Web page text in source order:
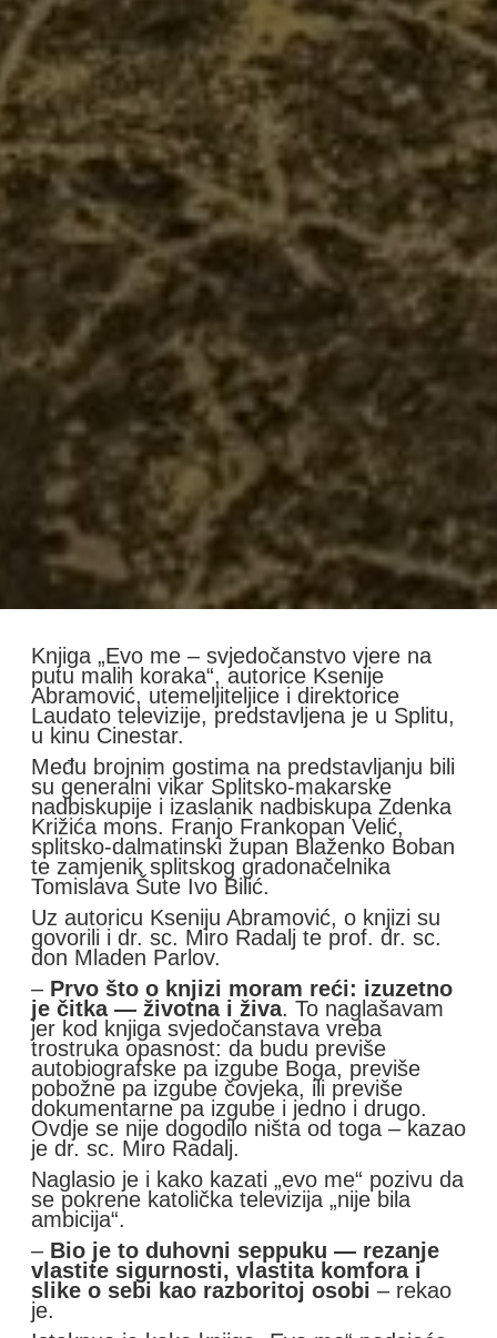
Knjiga „Evo me – svjedočanstvo vjere na
putu malih koraka“, autorice Ksenije
Abramović, utemeljiteljice i direktorice
Laudato televizije, predstavljena je u Splitu,
u kinu Cinestar.
Među brojnim gostima na predstavljanju bili
su generalni vikar Splitsko-makarske
nadbiskupije i izaslanik nadbiskupa Zdenka
Križića mons. Franjo Frankopan Velić,
splitsko-dalmatinski župan Blaženko Boban
te zamjenik splitskog gradonačelnika
Tomislava Šute Ivo Bilić.
Uz autoricu Kseniju Abramović, o knjizi su
govorili i dr. sc. Miro Radalj te prof. dr. sc.
don Mladen Parlov.
– Prvo što o knjizi moram reći: izuzetno
je čitka — životna i živa. To naglašavam
jer kod knjiga svjedočanstava vreba
trostruka opasnost: da budu previše
autobiografske pa izgube Boga, previše
pobožne pa izgube čovjeka, ili previše
dokumentarne pa izgube i jedno i drugo.
Ovdje se nije dogodilo ništa od toga – kazao
je dr. sc. Miro Radalj.
Naglasio je i kako kazati „evo me“ pozivu da
se pokrene katolička televizija „nije bila
ambicija“.
– Bio je to duhovni seppuku — rezanje
vlastite sigurnosti, vlastita komfora i
slike o sebi kao razboritoj osobi – rekao
je.